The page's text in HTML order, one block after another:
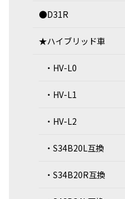
●D31R
★ハイブリッド車
・HV-L0
・HV-L1
・HV-L2
・S34B20L互換
・S34B20R互換